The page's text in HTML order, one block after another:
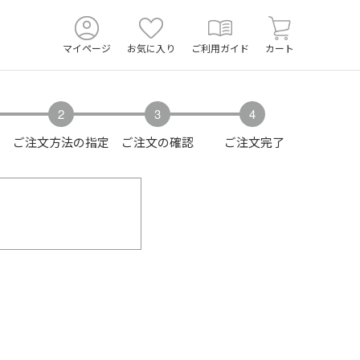
マイページ お気に入り ご利用ガイド カート
ご注文方法の指定 ご注文の確認 ご注文完了